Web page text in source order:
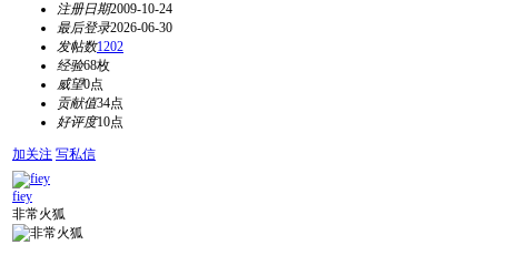
注册日期2009-10-24
最后登录2026-06-30
发帖数1202
经验68枚
威望0点
贡献值34点
好评度10点
加关注 写私信
fiey
非常火狐